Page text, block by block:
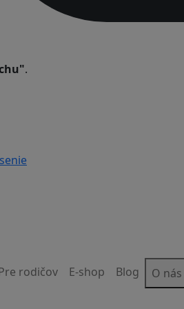
.
rodičov E-shop Blog
O nás